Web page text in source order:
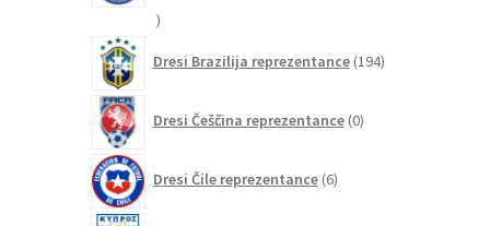
15
Dresi Brazilija reprezentance 194izdelkov
Dresi Češčina reprezentance 0izdelkov
Dresi Čile reprezentance 6izdelkov